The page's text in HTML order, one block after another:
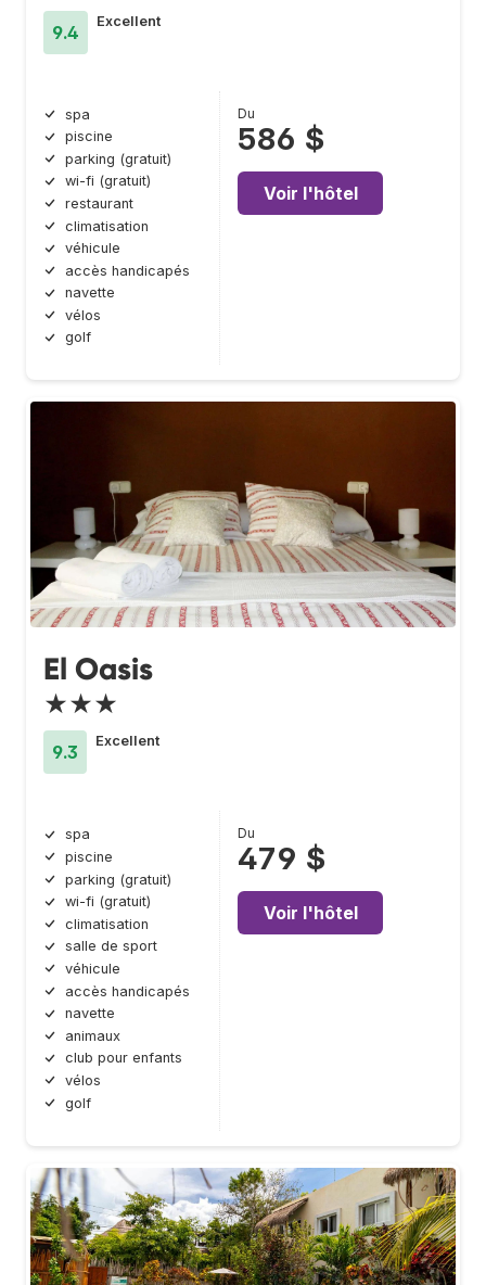
9.4
Excellent
spa
piscine
parking (gratuit)
wi-fi (gratuit)
restaurant
climatisation
véhicule
accès handicapés
navette
vélos
golf
Du
586 $
Voir l'hôtel
El Oasis
★★★
9.3
Excellent
spa
piscine
parking (gratuit)
wi-fi (gratuit)
climatisation
salle de sport
véhicule
accès handicapés
navette
animaux
club pour enfants
vélos
golf
Du
479 $
Voir l'hôtel